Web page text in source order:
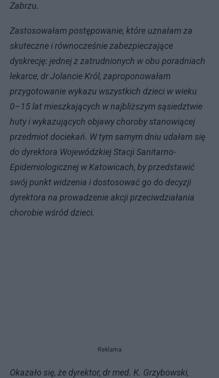
Zabrzu.
Zastosowałam postępowanie, które uznałam za
skuteczne i równocześnie zabezpieczające
dyskrecję: jednej z zatrudnionych w obu poradniach
lekarce, dr Jolancie Król, zaproponowałam
przygotowanie wykazu wszystkich dzieci w wieku
0–15 lat mieszkających w najbliższym sąsiedztwie
huty i wykazujących objawy choroby stanowiącej
przedmiot dociekań. W tym samym dniu udałam się
do dyrektora Wojewódzkiej Stacji Sanitarno-
Epidemiologicznej w Katowicach, by przedstawić
swój punkt widzenia i dostosować go do decyzji
dyrektora na prowadzenie akcji przeciwdziałania
chorobie wśród dzieci.
Reklama
Okazało się, że dyrektor, dr med. K. Grzybowski,